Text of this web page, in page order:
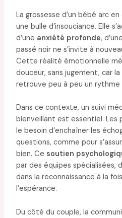
La grossesse d’un bébé arc
une bulle d’insouciance. Elle
d’une anxiété profonde,
passé noir ne s’invite à
Cette réalité émotionnelle
douceur, sans jugement, car
retrouve peu à peu un
Dans ce contexte, un suivi
bienveillant est essentiel.
le besoin d’enchaîner les
questions, comme pour
bien. Ce soutien
par des équipes spécialisées,
dans la reconnaissance à la
l’espérance.
Du côté du couple, la